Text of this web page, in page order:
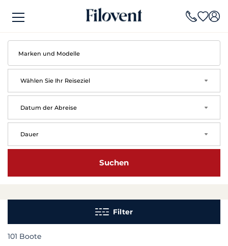
Wählen Sie Ihr Reiseziel
Datum der Abreise
Dauer
Suchen
Filter
101 Boote